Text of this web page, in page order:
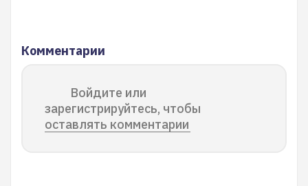
Комментарии
Войдите или
зарегистрируйтесь, чтобы
оставлять комментарии